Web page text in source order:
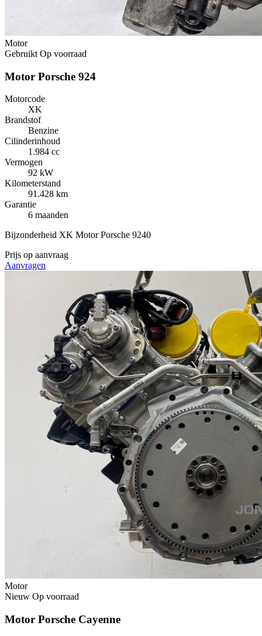
Motor
Gebruikt Op voorraad
Motor Porsche 924
Motorcode
XK
Brandstof
Benzine
Cilinderinhoud
1.984 cc
Vermogen
92 kW
Kilometerstand
91.428 km
Garantie
6 maanden
Bijzonderheid XK Motor Porsche 9240
Prijs op aanvraag
Aanvragen
Motor
Nieuw Op voorraad
Motor Porsche Cayenne